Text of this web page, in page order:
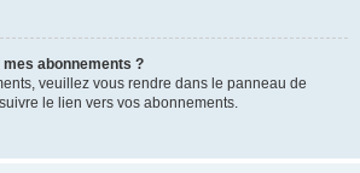
abonnements ?
veuillez vous rendre dans le panneau de
le lien vers vos abonnements.